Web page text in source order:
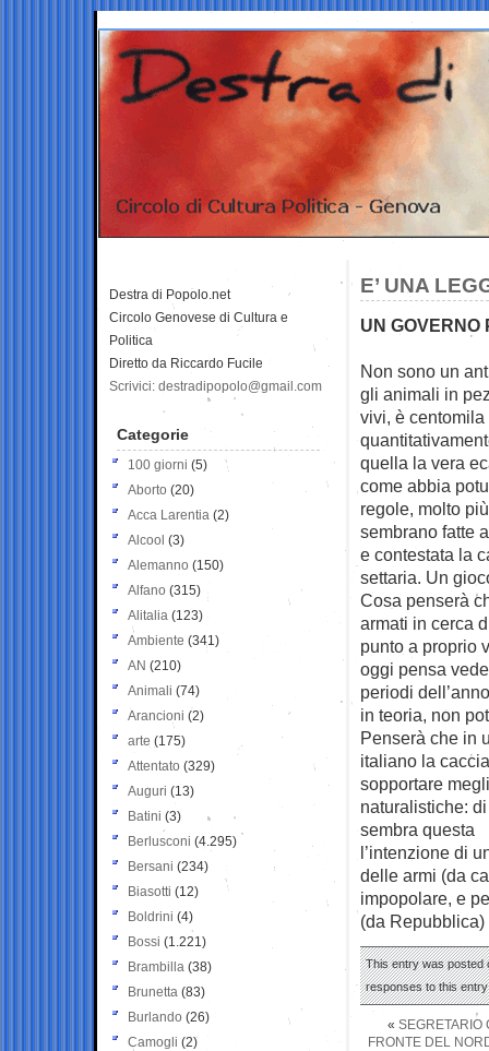
E’ UNA
UN GOVERNO
Non sono un
gli animali in
vivi, è
quella la vera
come abbia
regole, molto
sembrano fatte
e contestata la
settaria. Un
Cosa penserà
armati in cerca
punto a proprio
oggi pensa
periodi
in teoria, non
Penserà che in
italiano la
sopportare
naturalistiche:
sembra questa
l’intenzione di
delle armi (da
impopolare, e
(da Repubblica)
This entry was posted
responses to this
« SEGRETARIO
FRONTE DEL
Destra di Popolo.net
Circolo Genovese di Cultura e
Politica
Diretto da Riccardo Fucile
Scrivici: destradipopolo@gmail.com
Categorie
100 giorni (5)
Aborto (20)
Acca Larentia (2)
Alcool (3)
Alemanno (150)
Alfano (315)
Alitalia (123)
Ambiente (341)
AN (210)
Animali (74)
Arancioni (2)
arte (175)
Attentato (329)
Auguri (13)
Batini (3)
Berlusconi (4.295)
Bersani (234)
Biasotti (12)
Boldrini (4)
Bossi (1.221)
Brambilla (38)
Brunetta (83)
Burlando (26)
Camogli (2)